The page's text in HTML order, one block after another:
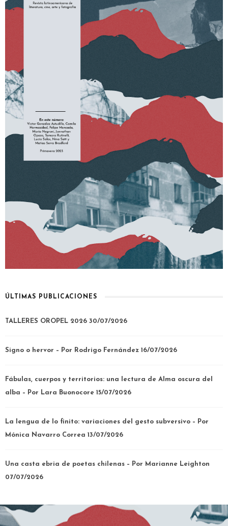
ÚLTIMAS PUBLICACIONES
TALLERES OROPEL 2026 30/07/2026
Signo o hervor – Por Rodrigo Fernández 16/07/2026
Fábulas, cuerpos y territorios: una lectura de Alma oscura del
alba – Por Lara Buonocore 15/07/2026
La lengua de lo finito: variaciones del gesto subversivo – Por
Mónica Navarro Correa 13/07/2026
Una casta ebria de poetas chilenas – Por Marianne Leighton
07/07/2026